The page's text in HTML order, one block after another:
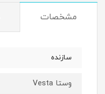
مشخصات
سازنده
وستا Vesta